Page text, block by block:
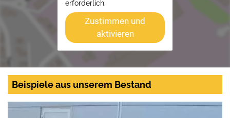
erforderlich.
Zustimmen und
aktivieren
Beispiele aus unserem Bestand